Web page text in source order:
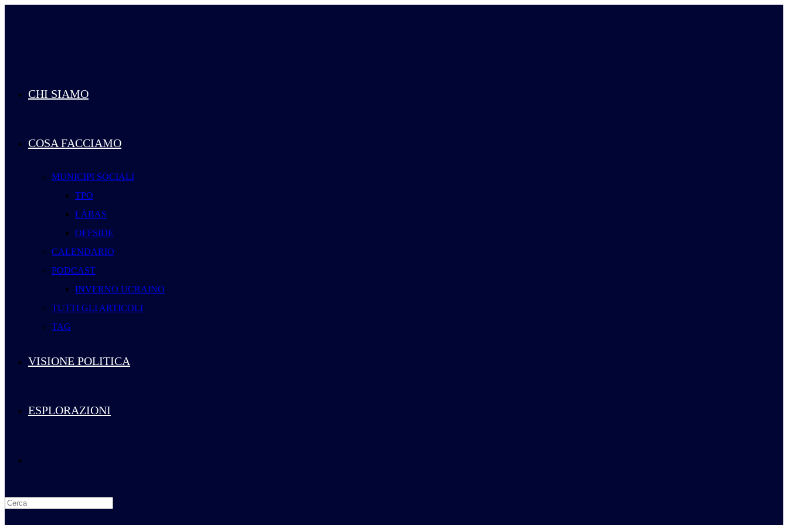
CHI SIAMO
COSA FACCIAMO
MUNICIPI SOCIALI
TPO
LÀBAS
OFFSIDE
CALENDARIO
PODCAST
INVERNO UCRAINO
TUTTI GLI ARTICOLI
TAG
VISIONE POLITICA
ESPLORAZIONI
la